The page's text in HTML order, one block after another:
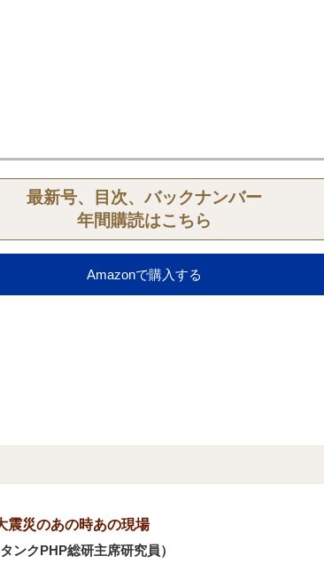
最新号、目次、バックナンバー
年間購読はこちら
Amazonで購入する
震災のあの時あの現場
ンクPHP総研主席研究員）